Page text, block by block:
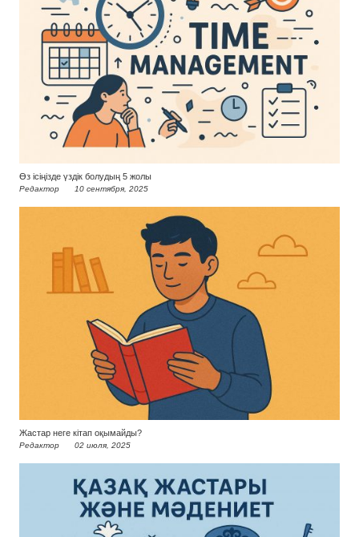
Өз ісіңізде үздік болудың 5 жолы
Редактор 10 сентября, 2025
Жастар неге кітап оқымайды?
Редактор 02 июля, 2025